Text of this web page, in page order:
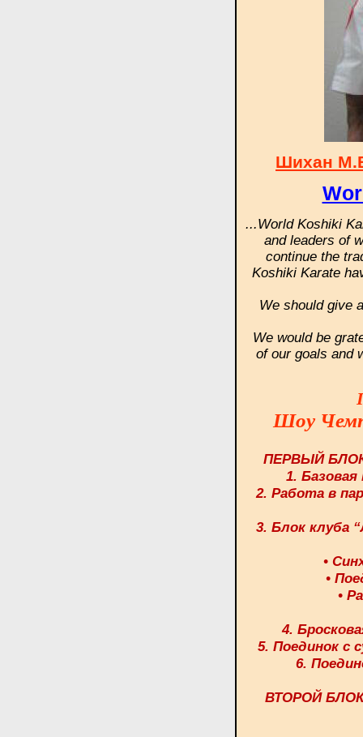
Шихан
...World Koshiki
and leaders of
continue the
Koshiki Karate
We should give
We would be
of our goals and
Шоу
ПЕРВЫЙ
1. Базовая
2. Работа в
3. Блок клуба
•
•
•
4.
5. Поединок с
6.
ВТОРОЙ БЛОК